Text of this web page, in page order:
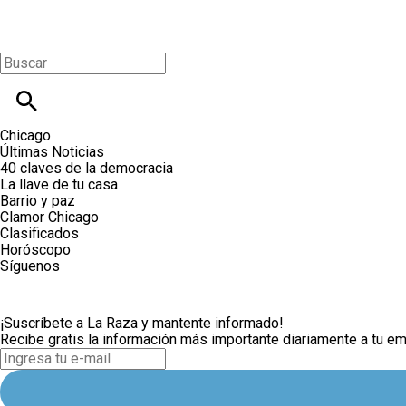
Chicago
Últimas Noticias
40 claves de la democracia
La llave de tu casa
Barrio y paz
Clamor Chicago
Clasificados
Horóscopo
Síguenos
¡Suscríbete a La Raza y mantente informado!
Recibe gratis la información más importante diariamente a tu